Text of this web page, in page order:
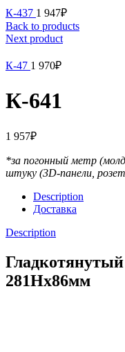
К-437 1 947₽
Back to products
Next product
К-47 1 970₽
К-641
1 957₽
*за погонный метр
штуку (3D-панели,
Description
Доставка
Description
281Нх86мм